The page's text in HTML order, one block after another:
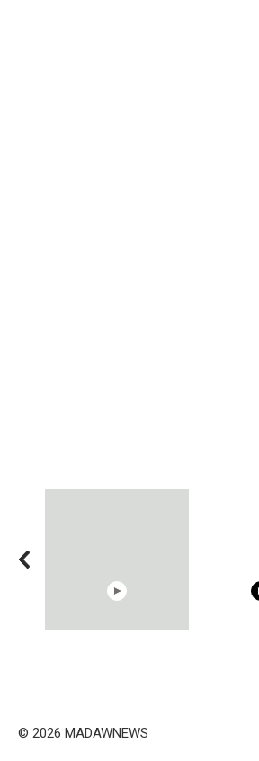
© 2026 MADAWNEWS